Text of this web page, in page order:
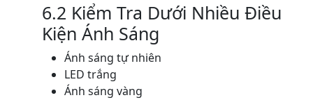
6.2 Kiểm Tra Dưới Nhiều Điều
Kiện Ánh Sáng
Ánh sáng tự nhiên
LED trắng
Ánh sáng vàng